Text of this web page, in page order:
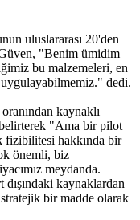
uluslararası 20'den
"Benim ümidim
bu malzemeleri, en
dedi.
kaynaklı
"Ama bir pilot
fizibilitesi hakkında bir
önemli, biz
meydanda.
kaynaklardan
bir madde olarak